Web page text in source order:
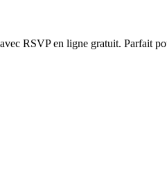
RSVP en ligne gratuit. Parfait